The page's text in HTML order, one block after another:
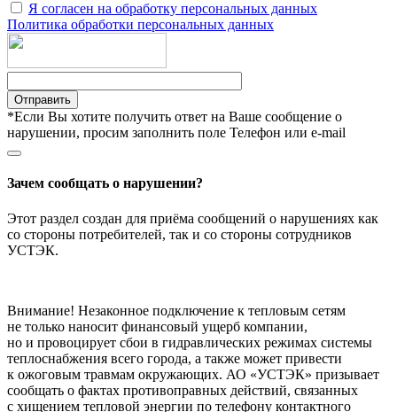
Я согласен на обработку персональных данных
Политика обработки персональных данных
Отправить
*Если Вы хотите получить ответ на Ваше сообщение о
нарушении, просим заполнить поле Телефон или e-mail
Зачем сообщать о нарушении?
Этот раздел создан для приёма сообщений о нарушениях как
со стороны потребителей, так и со стороны сотрудников
УСТЭК.
Внимание! Незаконное подключение к тепловым сетям
не только наносит финансовый ущерб компании,
но и провоцирует сбои в гидравлических режимах системы
теплоснабжения всего города, а также может привести
к ожоговым травмам окружающих. АО «УСТЭК» призывает
сообщать о фактах противоправных действий, связанных
с хищением тепловой энергии по телефону контактного